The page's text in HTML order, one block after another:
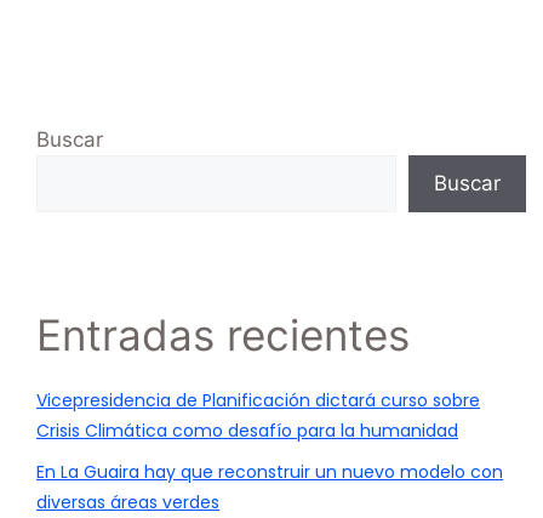
Buscar
Buscar
Entradas recientes
Vicepresidencia de Planificación dictará curso sobre
Crisis Climática como desafío para la humanidad
En La Guaira hay que reconstruir un nuevo modelo con
diversas áreas verdes